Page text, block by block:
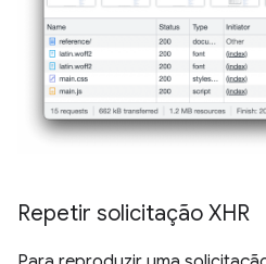
Repetir solicitação XHR